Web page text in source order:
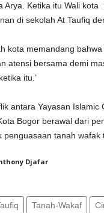
Arya. Ketika itu Wali
di sekolah At Taufiq
kota memandang
atensi bersama demi
itu.’
antara Yayasan Islamic
Bogor berawal dari
penguasaan tanah wafak
Djafar
Tanah-Wakaf